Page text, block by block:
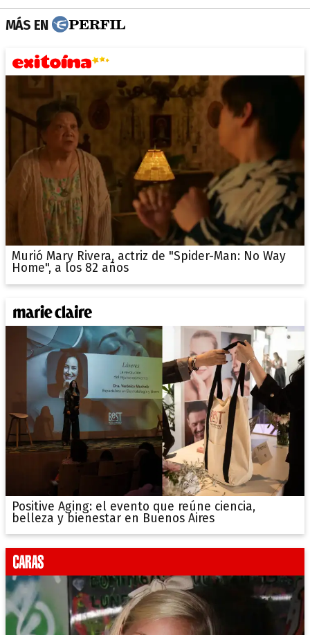
MÁS EN
Murió Mary Rivera, actriz de "Spider-Man: No Way
Home", a los 82 años
Positive Aging: el evento que reúne ciencia,
belleza y bienestar en Buenos Aires